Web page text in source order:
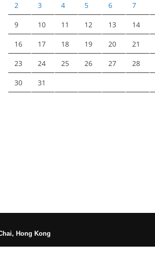
2 3 4 5 6 7
9 10 11 12 13 14
16 17 18 19 20 21
23 24 25 26 27 28
30 31
Hong Kong